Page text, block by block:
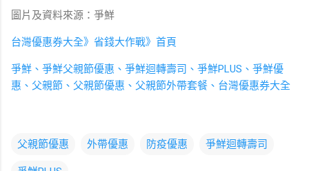
圖片及資料來源：爭鮮
台灣優惠券大全》省錢大作戰》首頁
爭鮮 、 爭鮮父親節優惠 、 爭鮮迴轉壽司 、 爭鮮PLUS 、 爭鮮優
惠 、 父親節 、 父親節優惠 、 父親節外帶套餐 、 台灣優惠券大全
父親節優惠 外帶優惠 防疫優惠 爭鮮迴轉壽司